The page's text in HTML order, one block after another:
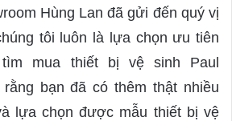
Hùng Lan đã gửi đến quý vị
tôi luôn là lựa chọn ưu tiên
mua thiết bị vệ sinh Paul
bạn đã có thêm thật nhiều
lựa chọn được mẫu thiết bị vệ